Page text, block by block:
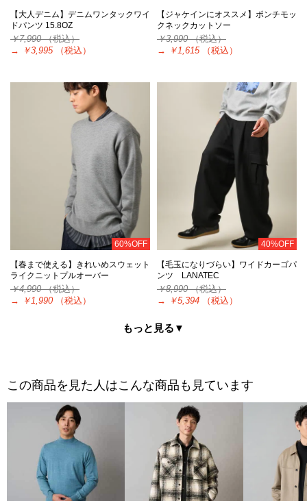
【大人デニム】デニムワンタックワイ
ドパンツ 15.8OZ
￥7,990（税込）
→
￥3,995 （税込）
【ジャケインにオススメ】ポンチモッ
クネックカットソー
￥3,990（税込）
→
￥1,615 （税込）
60%OFF
【春まで使える】きれいめスウェット
ライクニットプルオーバー
￥4,990（税込）
→
￥1,990 （税込）
40%OFF
【毛玉になりづらい】ワイドカーゴパ
ンツ LANATEC
￥8,990（税込）
→
￥5,394 （税込）
もっと見る▼
この商品を見た人はこんな商品も見ています